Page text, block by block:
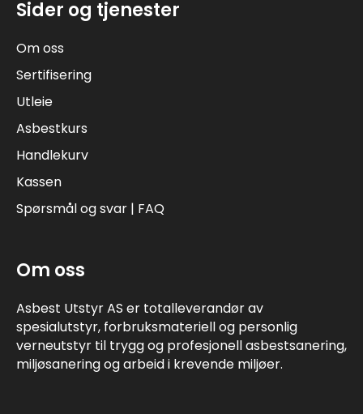
Sider og tjenester
Om oss
Sertifisering
Utleie
Asbestkurs
Handlekurv
Kassen
Spørsmål og svar | FAQ
Om oss
Asbest Utstyr AS er totalleverandør av
spesialutstyr, forbruksmateriell og personlig
verneutstyr til trygg og profesjonell asbestsanering,
miljøsanering og arbeid i krevende miljøer.